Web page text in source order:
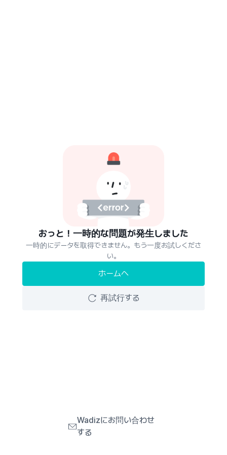
おっと！一時的な問題が発生しました
一時的にデータを取得できません。もう一度お試しくださ
い。
ホームへ
再試行する
Wadizにお問い合わせ
する